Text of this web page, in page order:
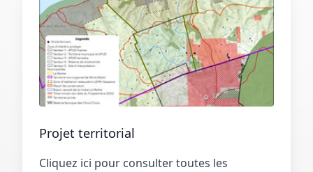
Projet territorial
Cliquez ici pour consulter toutes les